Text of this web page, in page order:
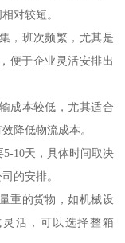
对较短。
，班次频繁，尤其是
便于企业灵活安排出
成本较低，尤其适合
降低物流成本。
10天，具体时间取决
的安排。
重的货物，如机械设
活，可以选择整箱